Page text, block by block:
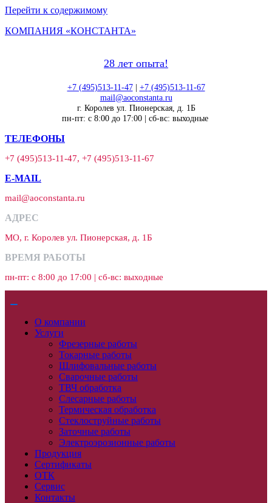
Перейти к содержимому
КОМПАНИЯ «КОНСТАНТА»
28 лет опыта!
+7 (495)513-11-47| +7 (495)513-11-67
mail@aoconstanta.ru
г. Королев ул. Пионерская, д. 1Б
пн-пт: с 8:00 до 17:00 | сб-вс: выходные
ТЕЛЕФОНЫ
+7 (495)513-11-47, +7 (495)513-11-67
E-MAIL
mail@aoconstanta.ru
АДРЕС
МО, г. Королев ул. Пионерская, д. 1Б
ВРЕМЯ РАБОТЫ
пн-пт: с 8:00 до 17:00 | сб-вс: выходные
О компании
Услуги
Фрезерные работы
Токарные работы
Шлифовальные работы
Сварочные работы
ТВЧ обработка
Слесарные работы
Термическая обработка
Стеклоструйные работы
Заточные работы
Электроэрозионные работы
Продукция
Сертификаты
ОТК
Сервис
Контакты